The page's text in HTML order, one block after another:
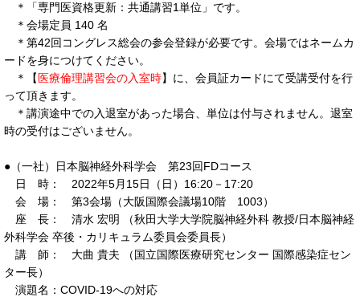
＊「専門医資格更新：共通講習1単位」です。
＊会場定員 140 名
＊第42回コングレス総会の参会登録が必要です。会場ではネームカ
ードを身につけてください。
＊【 医療倫理講習会の入室時】に、会員証カードにて受講受付を行
って頂きます。
＊講演途中での入退室があった場合、単位は付与されません。退室
時の受付はございません。
●（一社）日本脳神経外科学会 第23回FDコース
日 時： 2022年5月15日（日）16:20－17:20
会 場： 第3会場（大阪国際会議場10階 1003）
座 長： 清水 宏明 （秋田大学大学院脳神経外科 教授/日本脳神経
外科学会 卒後・カリキュラム委員会委員長）
講 師： 大曲 貴夫 （国立国際医療研究センター 国際感染症セン
ター長）
演題名：COVID-19への対応